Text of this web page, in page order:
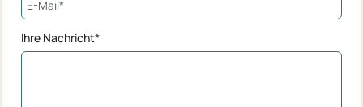
Ihre Nachricht*